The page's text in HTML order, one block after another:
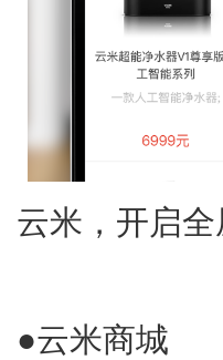
云米，开启
●云米商城